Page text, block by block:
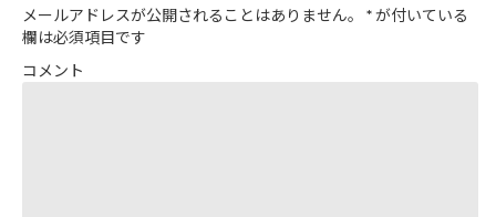
メールアドレスが公開されることはありません。 *が付いている
欄は必須項目です
コメント